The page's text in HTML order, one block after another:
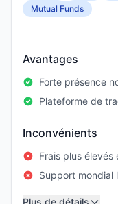
Mutual Funds
Avantages
Forte présence
Plateforme de
Inconvénients
Frais plus
Support mondial
Plus de détails